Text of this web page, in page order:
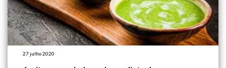
27 julho 2020